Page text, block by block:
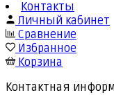
Контакты
Личный кабинет
Сравнение
Избранное
Корзина
Контактная